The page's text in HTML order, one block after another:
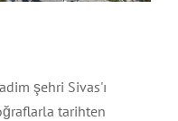
şehri Sivas'ı
tarihten